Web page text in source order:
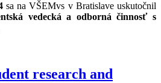
sa na VŠEMvs v Bratislave uskutočnil
vedecká a odborná činnosť s
research and